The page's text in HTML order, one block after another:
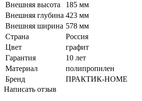
Внешняя высота
185 мм
Внешняя глубина 423 мм
Внешняя ширина 578 мм
Страна
Россия
Цвет
графит
Гарантия
10 лет
Материал
полипропилен
Бренд
ПРАКТИК-HOME
Написать отзыв